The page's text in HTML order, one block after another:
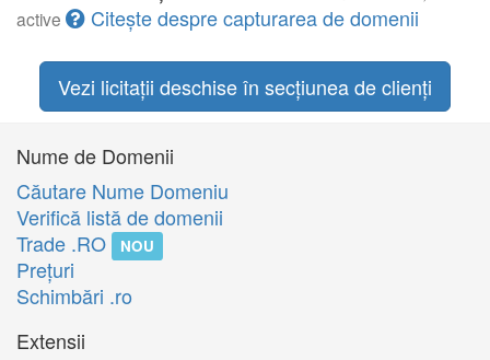
active
Citește despre capturarea de domenii
Vezi licitații deschise în secțiunea de clienți
Nume de Domenii
Căutare Nume Domeniu
Verifică listă de domenii
Trade .RO
NOU
Preţuri
Schimbări .ro
Extensii